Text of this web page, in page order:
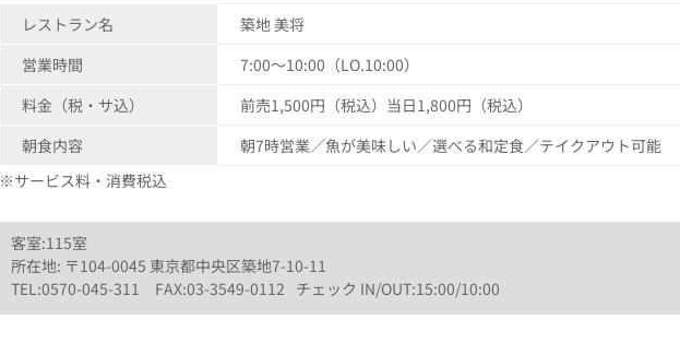
レストラン名
築地 美将
営業時間
7:00～10:00（LO.10:00）
料金（税・サ込）
前売1,500円（税込）当日1,800円（税込）
朝食内容
朝7時営業／魚が美味しい／選べる和定食／テイクアウト可能
※サービス料・消費税込
客室:115室
所在地: 〒104-0045 東京都中央区築地7-10-11
TEL:0570-045-311 FAX:03-3549-0112 チェック IN/OUT:15:00/10:00